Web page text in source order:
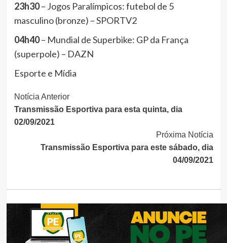
23h30– Jogos Paralímpicos: futebol de 5
masculino (bronze) – SPORTV2
04h40– Mundial de Superbike: GP da França
(superpole) – DAZN
Esporte e Mídia
Continue
Lendo
Notícia Anterior
Transmissão Esportiva para esta quinta, dia
02/09/2021
Próxima Notícia
Transmissão Esportiva para este sábado, dia
04/09/2021